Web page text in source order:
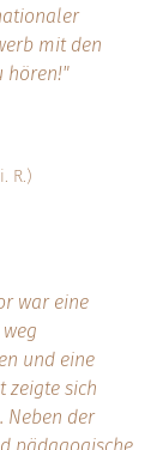
mit den
hören!"
R.)
war eine
und eine
zeigte sich
Neben der
pädagogische